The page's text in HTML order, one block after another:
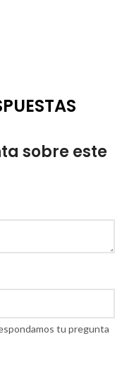
sobre este
tu pregunta